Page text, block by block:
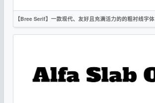
【Bree Serif】一款现代、友好且充满活力的的粗衬线字体
英文